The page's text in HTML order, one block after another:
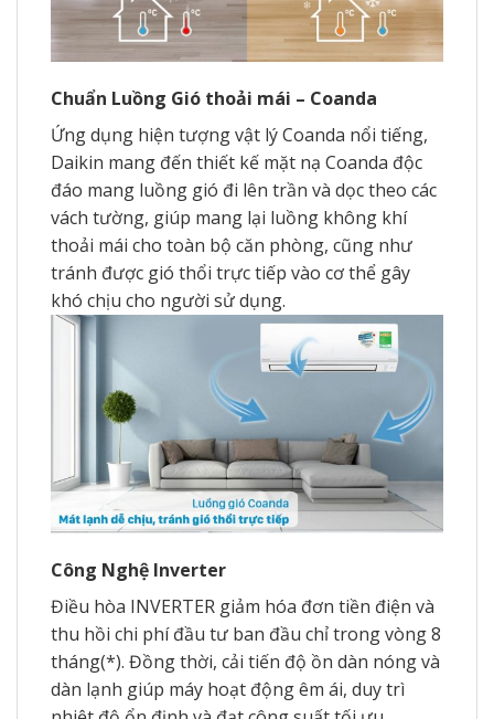
Chuẩn Luồng Gió thoải mái – Coanda
Ứng dụng hiện tượng vật lý Coanda nổi tiếng,
Daikin mang đến thiết kế mặt nạ Coanda độc
đáo mang luồng gió đi lên trần và dọc theo các
vách tường, giúp mang lại luồng không khí
thoải mái cho toàn bộ căn phòng, cũng như
tránh được gió thổi trực tiếp vào cơ thể gây
khó chịu cho người sử dụng.
Công Nghệ Inverter
Điều hòa INVERTER giảm hóa đơn tiền điện và
thu hồi chi phí đầu tư ban đầu chỉ trong vòng 8
tháng(*). Đồng thời, cải tiến độ ồn dàn nóng và
dàn lạnh giúp máy hoạt động êm ái, duy trì